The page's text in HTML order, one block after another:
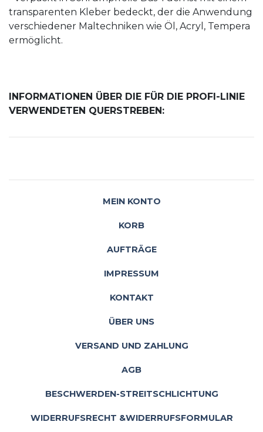
transparenten Kleber bedeckt, der die Anwendung
verschiedener Maltechniken wie Öl, Acryl, Tempera
ermöglicht.
INFORMATIONEN ÜBER DIE FÜR DIE PROFI-LINIE
VERWENDETEN QUERSTREBEN:
MEIN KONTO
KORB
AUFTRÄGE
IMPRESSUM
KONTAKT
ÜBER UNS
VERSAND UND ZAHLUNG
AGB
BESCHWERDEN-STREITSCHLICHTUNG
WIDERRUFSRECHT &WIDERRUFSFORMULAR